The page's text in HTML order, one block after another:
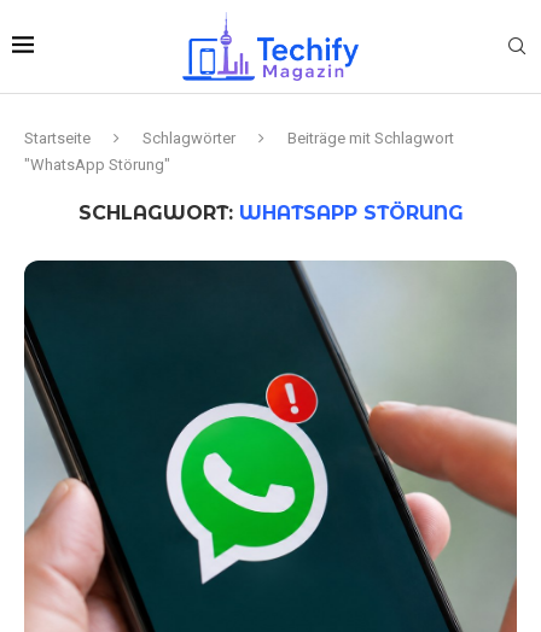
Startseite Schlagwörter
Beiträge mit Schlagwort
"WhatsApp Störung"
SCHLAGWORT: WHATSAPP STÖRUNG